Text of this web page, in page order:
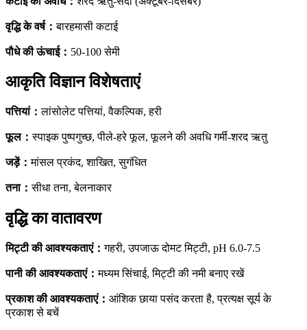
वृद्धि के वर्ष：बारहमासी कटाई
पौधे की ऊंचाई： 50-100 सेमी
आकृति विज्ञान विशेषताएं
पत्तियां：लांसोलेट पत्तियां, वैकल्पिक, हरी
फूल：स्पाइक पुष्पगुच्छ, पीले-हरे फूल, फूलने की अवधि गर्मी-शरद ऋतु
जड़ें：मांसल प्रकंद, शाखित, सुगंधित
तना：सीधा तना, बेलनाकार
वृद्धि का वातावरण
मिट्टी की आवश्यकताएं：गहरी, उपजाऊ दोमट मिट्टी, pH 6.0-7.5
पानी की आवश्यकताएं：मध्यम सिंचाई, मिट्टी की नमी बनाए रखें
प्रकाश की आवश्यकताएं： आंशिक छाया पसंद करता है, प्रत्यक्ष सूर्य के
प्रकाश से बचें